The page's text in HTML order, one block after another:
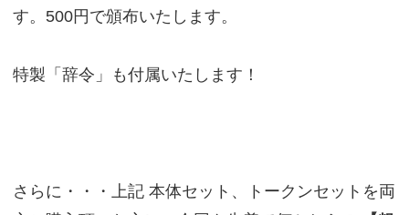
す。500円で頒布いたします。
特製「辞令」も付属いたします！
さらに・・・上記 本体セット、トークンセットを両